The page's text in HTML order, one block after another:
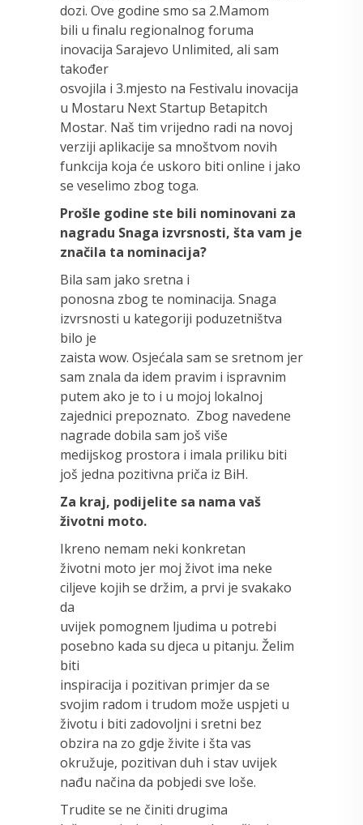
dozi. Ove godine smo sa 2.Mamom
bili u finalu regionalnog foruma
inovacija Sarajevo Unlimited, ali sam
također
osvojila i 3.mjesto na Festivalu inovacija
u Mostaru Next Startup Betapitch
Mostar. Naš tim vrijedno radi na novoj
verziji aplikacije sa mnoštvom novih
funkcija koja će uskoro biti online i jako
se veselimo zbog toga.
Prošle godine ste bili nominovani za
nagradu Snaga izvrsnosti, šta vam je
značila ta nominacija?
Bila sam jako sretna i
ponosna zbog te nominacija. Snaga
izvrsnosti u kategoriji poduzetništva
bilo je
zaista wow. Osjećala sam se sretnom jer
sam znala da idem pravim i ispravnim
putem ako je to i u mojoj lokalnoj
zajednici prepoznato. Zbog navedene
nagrade dobila sam još više
medijskog prostora i imala priliku biti
još jedna pozitivna priča iz BiH.
Za kraj, podijelite sa nama vaš
životni moto.
Ikreno nemam neki konkretan
životni moto jer moj život ima neke
ciljeve kojih se držim, a prvi je svakako
da
uvijek pomognem ljudima u potrebi
posebno kada su djeca u pitanju. Želim
biti
inspiracija i pozitivan primjer da se
svojim radom i trudom može uspjeti u
životu i biti zadovoljni i sretni bez
obzira na zo gdje živite i šta vas
okružuje, pozitivan duh i stav uvijek
nađu načina da pobjedi sve loše.
Trudite se ne činiti drugima